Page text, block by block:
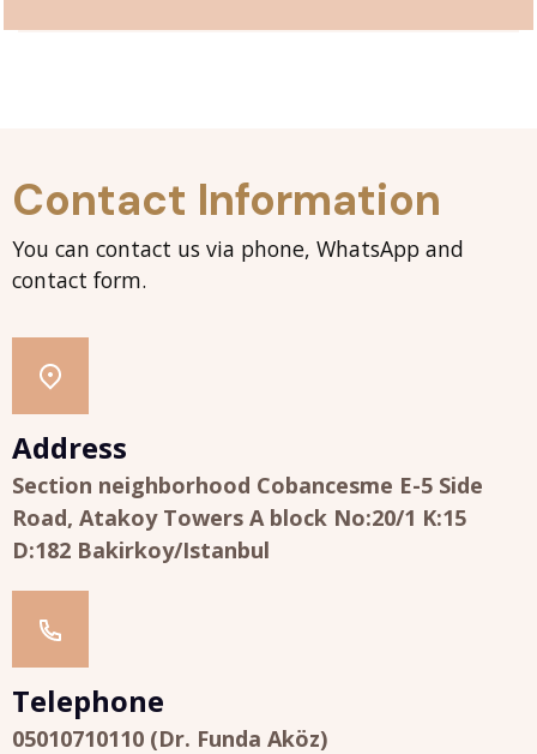
Contact Information
You can contact us via phone, WhatsApp and
contact form.
Address
Section neighborhood Cobancesme E-5 Side
Road, Atakoy Towers A block No:20/1 K:15
D:182 Bakirkoy/Istanbul
Telephone
05010710110 (Dr. Funda Aköz)